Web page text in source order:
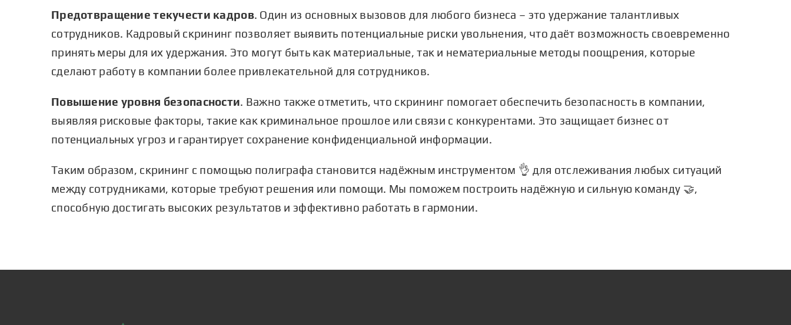
Предотвращение текучести кадров. Один из основных вызовов для любого бизнеса – это удержание талантливых
сотрудников. Кадровый скрининг позволяет выявить потенциальные риски увольнения, что даёт возможность своевременно
принять меры для их удержания. Это могут быть как материальные, так и нематериальные методы поощрения, которые
сделают работу в компании более привлекательной для сотрудников.
Повышение уровня безопасности. Важно также отметить, что скрининг помогает обеспечить безопасность в компании,
выявляя рисковые факторы, такие как криминальное прошлое или связи с конкурентами. Это защищает бизнес от
потенциальных угроз и гарантирует сохранение конфиденциальной информации.
Таким образом, скрининг с помощью полиграфа становится надёжным инструментом 👌 для отслеживания любых ситуаций
между сотрудниками, которые требуют решения или помощи. Мы поможем построить надёжную и сильную команду 🤝,
способную достигать высоких результатов и эффективно работать в гармонии.